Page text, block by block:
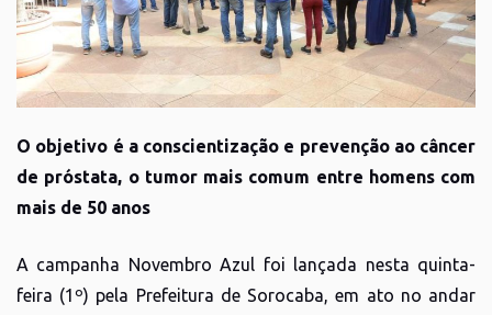
O objetivo é a conscientização e prevenção ao câncer
de próstata, o tumor mais comum entre homens com
mais de 50 anos
A campanha Novembro Azul foi lançada nesta quinta-
feira (1º) pela Prefeitura de Sorocaba, em ato no andar